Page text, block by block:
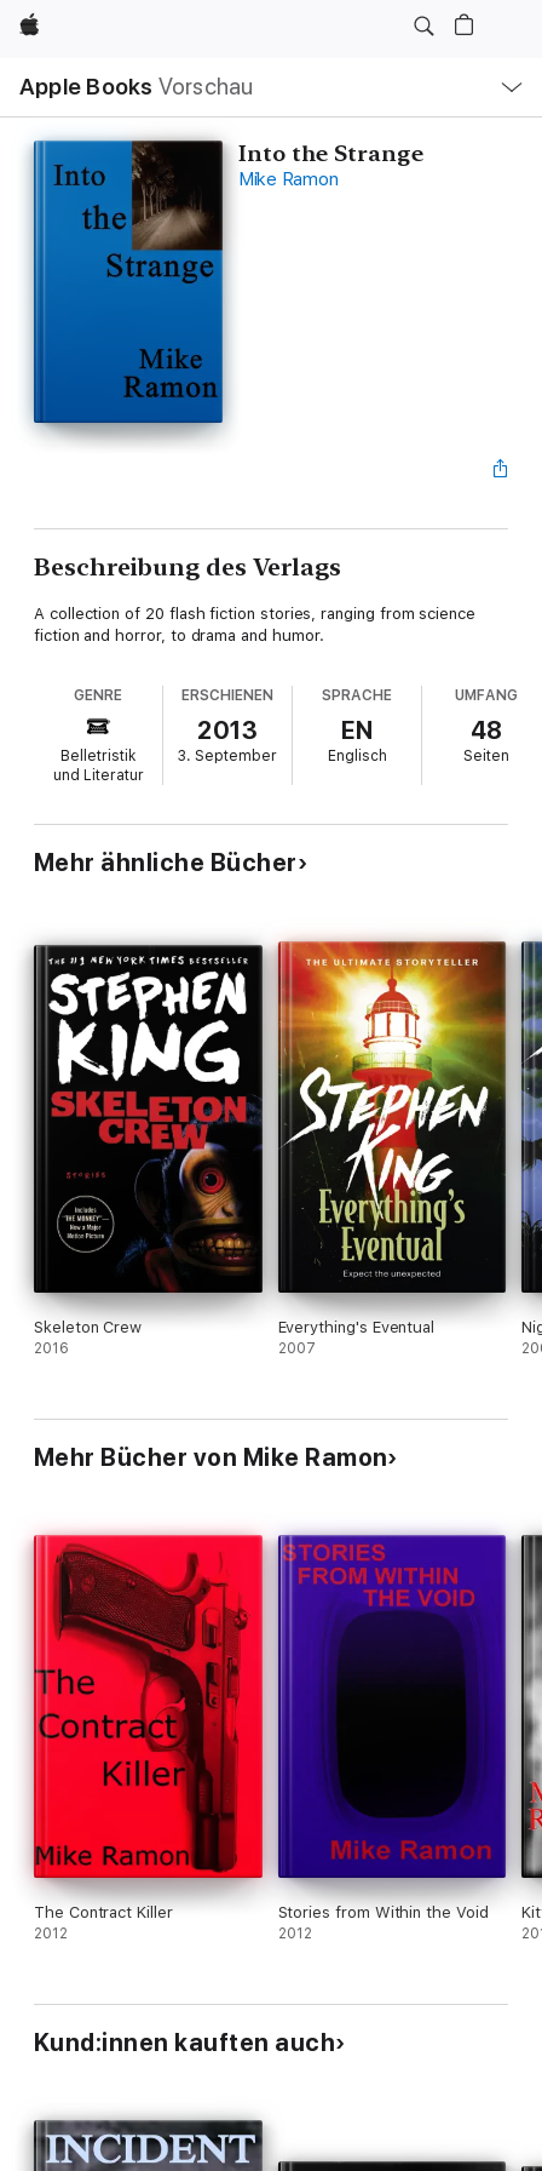
Apple
Apple Books Vorschau
Navigation
Menü
öffnen
Into the Strange
Mike Ramon
Beschreibung des Verlags
A collection of 20 flash fiction stories, ranging from science
fiction and horror, to drama and humor.
GENRE
Belletristik
und Literatur
ERSCHIENEN
2013
3. September
SPRACHE
EN
Englisch
UMFANG
48
Seiten
Mehr ähnliche Bücher
Skeleton Crew
2016
Everything's Eventual
2007
Mehr Bücher von Mike Ramon
The Contract Killer
2012
Stories from Within the Void
2012
Kund:innen kauften auch